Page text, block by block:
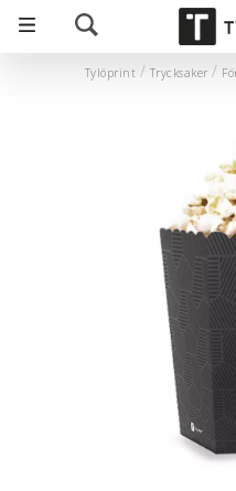
Tylöprint Trycksaker